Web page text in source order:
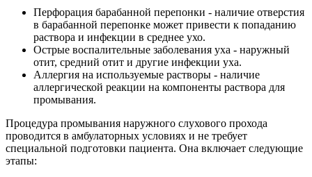
Перфорация барабанной перепонки - наличие отверстия
в барабанной перепонке может привести к попаданию
раствора и инфекции в среднее ухо.
Острые воспалительные заболевания уха - наружный
отит, средний отит и другие инфекции уха.
Аллергия на используемые растворы - наличие
аллергической реакции на компоненты раствора для
промывания.
Процедура промывания наружного слухового прохода
проводится в амбулаторных условиях и не требует
специальной подготовки пациента. Она включает следующие
этапы: